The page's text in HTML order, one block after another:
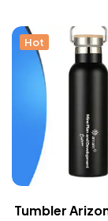
Hot
Tumbler